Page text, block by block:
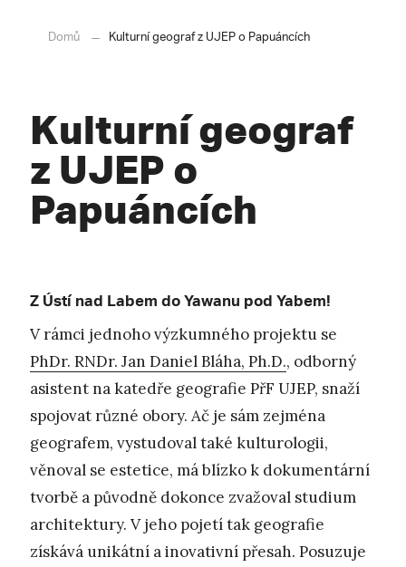
Domů Kulturní geograf z UJEP o Papuáncích
Kulturní geograf
z UJEP o
Papuáncích
Z Ústí nad Labem do Yawanu pod Yabem!
V rámci jednoho výzkumného projektu se
PhDr. RNDr. Jan Daniel Bláha, Ph.D., odborný
asistent na katedře geografie PřF UJEP, snaží
spojovat různé obory. Ač je sám zejména
geografem, vystudoval také kulturologii,
věnoval se estetice, má blízko k dokumentární
tvorbě a původně dokonce zvažoval studium
architektury. V jeho pojetí tak geografie
získává unikátní a inovativní přesah. Posuzuje